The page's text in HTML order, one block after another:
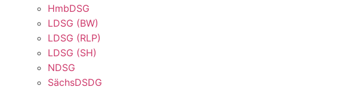
HmbDSG
LDSG (BW)
LDSG (RLP)
LDSG (SH)
NDSG
SächsDSDG